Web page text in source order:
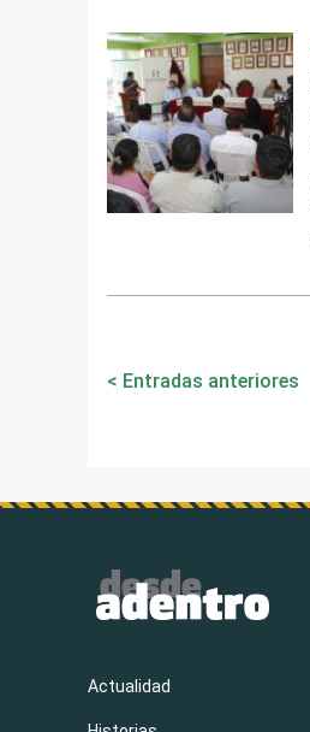
Navegación
Entradas anteriores
Actualidad